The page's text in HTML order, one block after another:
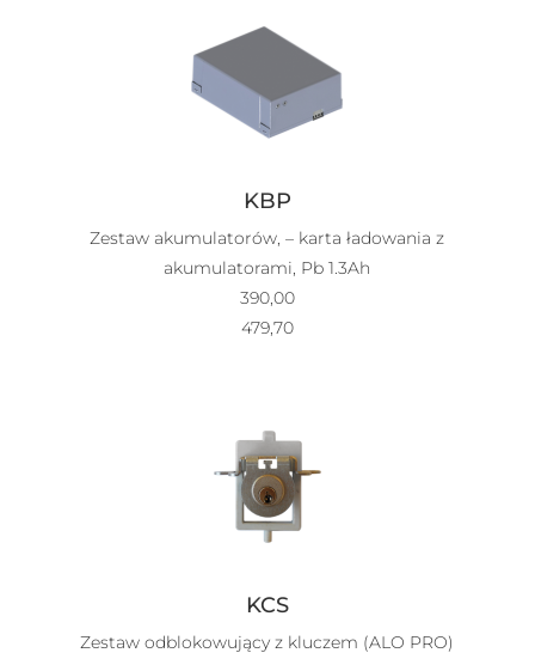
KBP
Zestaw akumulatorów, – karta ładowania z
akumulatorami, Pb 1.3Ah
390,00
479,70
KCS
Zestaw odblokowujący z kluczem (ALO PRO)